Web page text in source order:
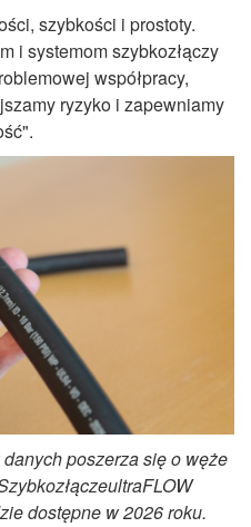
szybkości i prostoty.
i systemom szybkozłączy
współpracy,
ryzyko i zapewniamy
poszerza się o węże
ultraFLOW
dostępne w 2026 roku.